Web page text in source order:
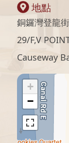
地點
銅鑼灣登龍
29/F,V
Causeway
+
−